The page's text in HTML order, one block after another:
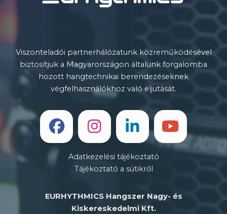
Viszonteladói partnerhálózatunk közreműködésével
biztosítjuk a Magyarországon általunk forgalomba
hozott hangtechnikai berendezéseknek
végfelhasználókhoz való eljutását.
Adatkezelési tájékoztató
Tájékoztató a sütikről
EURHYTHMICS Hangszer Nagy- és
Kiskereskedelmi Kft.